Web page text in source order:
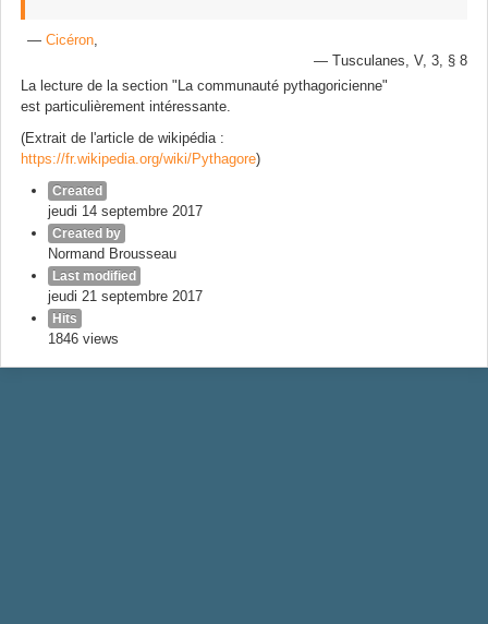
— Cicéron
Tusculanes, V, 3, § 8
La lecture de la section " La communauté pythagoricienne"
est particulièrement intéressante.
(Extrait de l'article de wikipédia :
https://fr.wikipedia.org/wiki/Pythagore)
Created
jeudi 14 septembre 2017
Created by
Normand Brousseau
Last modified
jeudi 21 septembre 2017
Hits
1846 views